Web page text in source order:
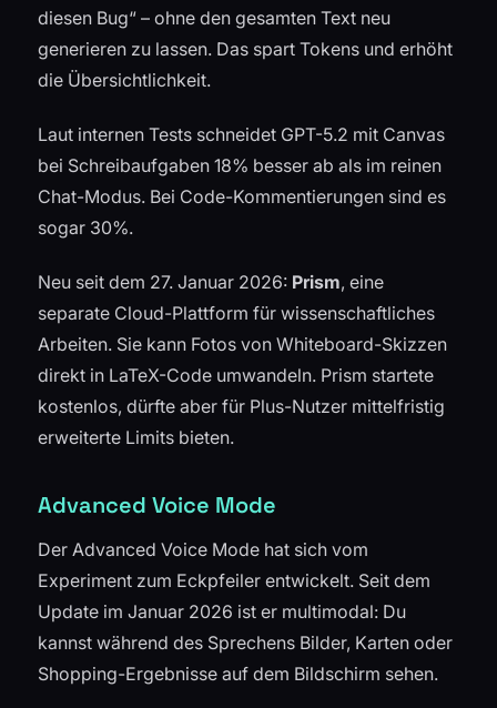
diesen Bug“ – ohne den gesamten Text neu
generieren zu lassen. Das spart Tokens und erhöht
die Übersichtlichkeit.
Laut internen Tests schneidet GPT-5.2 mit Canvas
bei Schreibaufgaben 18% besser ab als im reinen
Chat-Modus. Bei Code-Kommentierungen sind es
sogar 30%.
Neu seit dem 27. Januar 2026: Prism, eine
separate Cloud-Plattform für wissenschaftliches
Arbeiten. Sie kann Fotos von Whiteboard-Skizzen
direkt in LaTeX-Code umwandeln. Prism startete
kostenlos, dürfte aber für Plus-Nutzer mittelfristig
erweiterte Limits bieten.
Advanced Voice Mode
Der Advanced Voice Mode hat sich vom
Experiment zum Eckpfeiler entwickelt. Seit dem
Update im Januar 2026 ist er multimodal: Du
kannst während des Sprechens Bilder, Karten oder
Shopping-Ergebnisse auf dem Bildschirm sehen.